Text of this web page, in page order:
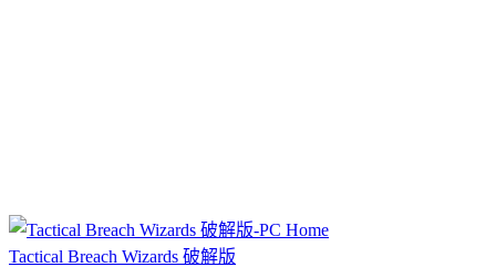
Tactical Breach Wizards 破解版